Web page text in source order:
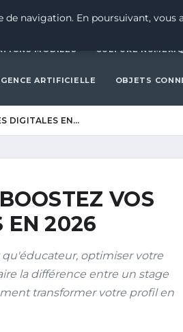
MOBILES CULTURE
ARTIFICIELLE OBJETS
DIGITALES EN…
VOS
EN 2026
qu'éducateur, optimiser votre
la différence entre un stage
transformer votre profil en
navigation. En poursuivant, vous